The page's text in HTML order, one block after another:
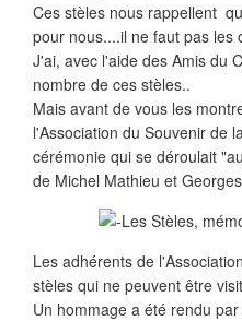
Ces stèles nous rappellent
pour nous....il ne faut pas les
J'ai, avec l'aide des Amis du
nombre de ces stèles..
Mais avant de vous les
l'Association du Souvenir de
cérémonie qui se déroulait
de Michel Mathieu et
Les adhérents de
stèles qui ne peuvent être
Un hommage a été rendu